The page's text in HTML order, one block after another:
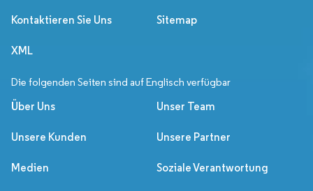
Kontaktieren Sie Uns Sitemap
XML
Die folgenden Seiten sind auf Englisch verfügbar
Über Uns Unser Team
Unsere Kunden Unsere Partner
Medien Soziale Verantwortung